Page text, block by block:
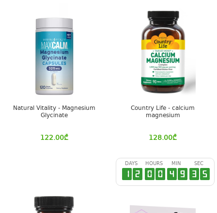
Natural Vitality - Magnesium
Glycinate
122.00₾
Country Life - calcium
magnesium
128.00₾
DAYS
1 2
HOURS
0 0
MIN
4 9
SEC
3 4